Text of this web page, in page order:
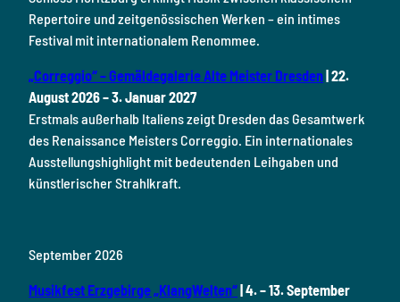
Repertoire und zeitgenössischen Werken – ein intimes
Festival mit internationalem Renommee.
„Correggio“ – Gemäldegalerie Alte Meister Dresden| 22.
August 2026 – 3. Januar 2027
Erstmals außerhalb Italiens zeigt Dresden das Gesamtwerk
des Renaissance Meisters Correggio. Ein internationales
Ausstellungshighlight mit bedeutenden Leihgaben und
künstlerischer Strahlkraft.
September 2026
Musikfest Erzgebirge „KlangWelten“ | 4. – 13. September